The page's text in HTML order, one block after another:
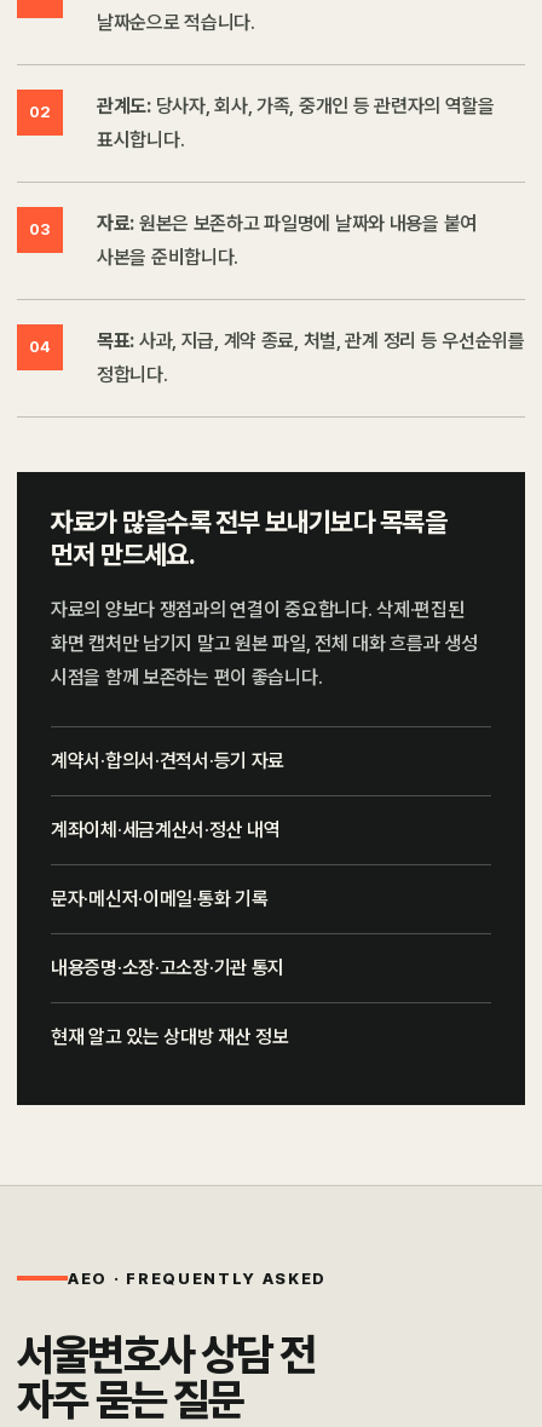
날짜순으로 적습니다.
02 관계도:당사자, 회사, 가족, 중개인 등 관련자의 역할을
표시합니다.
03 자료: 원본은 보존하고 파일명에 날짜와 내용을 붙여
사본을 준비합니다.
04 목표: 사과, 지급, 계약 종료, 처벌, 관계 정리 등 우선순위를
정합니다.
자료가 많을수록 전부 보내기보다 목록을
먼저 만드세요.
자료의 양보다 쟁점과의 연결이 중요합니다. 삭제·편집된
화면 캡처만 남기지 말고 원본 파일, 전체 대화 흐름과 생성
시점을 함께 보존하는 편이 좋습니다.
계약서·합의서·견적서·등기 자료
계좌이체·세금계산서·정산 내역
문자·메신저·이메일·통화 기록
내용증명·소장·고소장·기관 통지
현재 알고 있는 상대방 재산 정보
AEO · FREQUENTLY ASKED
서울변호사 상담 전
자주 묻는 질문